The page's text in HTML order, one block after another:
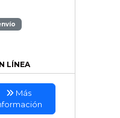
LÍNEA
Más